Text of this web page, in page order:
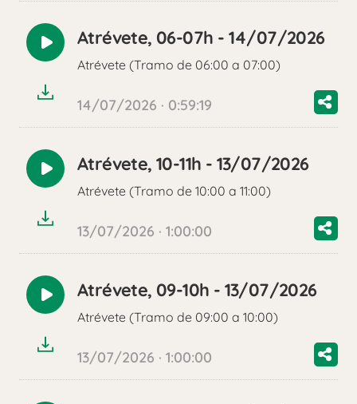
Reproducir
audio
Atrévete, 06-07h - 14/07/2026
Atrévete (Tramo de 06:00 a 07:00)
14/07/2026 · 0:59:19
Reproducir
audio
Atrévete, 10-11h - 13/07/2026
Atrévete (Tramo de 10:00 a 11:00)
13/07/2026 · 1:00:00
Reproducir
audio
Atrévete, 09-10h - 13/07/2026
Atrévete (Tramo de 09:00 a 10:00)
13/07/2026 · 1:00:00